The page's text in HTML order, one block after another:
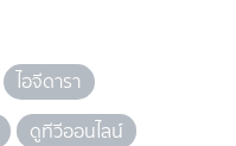
ไอจีดารา
ดูทีวีออนไลน์